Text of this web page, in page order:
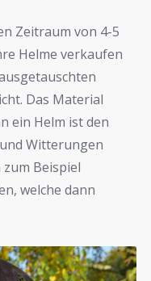
Zeitraum von 4-5
Helme verkaufen
Das Material
ein Helm ist den
Witterungen
Beispiel
welche dann